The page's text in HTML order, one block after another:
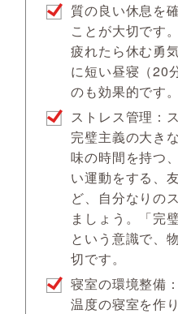
質の良い休息を
ことが大切です
疲れたら休む勇
に短い昼寝（20
のも効果的です。
ストレス管理：
完璧主義の大き
味の時間を持つ
い運動をする、
ど、自分なりの
ましょう。「完
という意識で、
切です。
寝室の環境整備
温度の寝室を作